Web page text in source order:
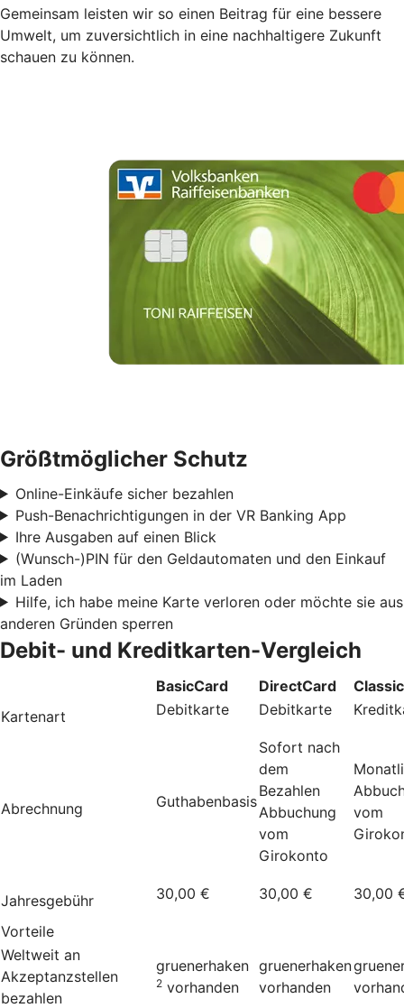
Gemeinsam leisten wir so einen Beitrag für eine bessere
Umwelt, um zuversichtlich in eine nachhaltigere Zukunft
schauen zu können.
Größtmöglicher Schutz
Online-Einkäufe sicher bezahlen
Push-Benachrichtigungen in der VR Banking App
Ihre Ausgaben auf einen Blick
(Wunsch-)PIN für den Geldautomaten und den Einkauf
im Laden
Hilfe, ich habe meine Karte verloren oder möchte sie aus
anderen Gründen sperren
Debit- und Kreditkarten-Vergleich
BasicCard DirectCard
Kartenart
Debitkarte Debitkarte
Abrechnung Guthabenbasis
Sofort nach
dem
Bezahlen
Abbuchung
vom
Girokonto
vom
Jahresgebühr 30,00 € 30,00 € 30,00
Vorteile
Weltweit an
Akzeptanzstellen
bezahlen
gruenerhaken
2 vorhanden
gruenerhaken
vorhanden